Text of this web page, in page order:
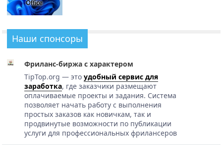
Наши спонсоры
Фриланс-биржа с характером
TipTop.org — это удобный сервис для
заработка, где заказчики размещают
оплачиваемые проекты и задания. Система
позволяет начать работу с выполнения
простых заказов как новичкам, так и
продвинутые возможности по публикации
услуги для профессиональных фрилансеров